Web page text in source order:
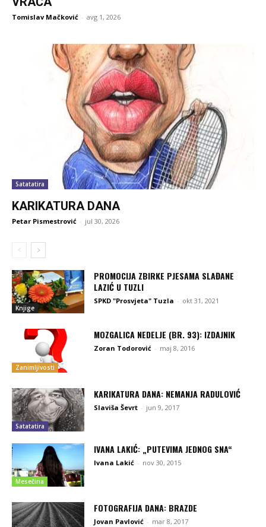
Tomislav Mačković - avg 1, 2026
Satatatira
KARIKATURA DANA
Petar Pismestrović - jul 30, 2026
Knjige
PROMOCIJA ZBIRKE PJESAMA SLAĐANE
LAZIĆ U TUZLI
SPKD "Prosvjeta" Tuzla - okt 31, 2021
Zanimljivosti
MOZGALICA NEDELJE (BR. 93): IZDAJNIK
Zoran Todorović - maj 8, 2016
Satatatira
KARIKATURA DANA: NEMANJA RADULOVIĆ
Slaviša Ševrt - jun 9, 2017
Mesečina
IVANA LAKIĆ: „PUTEVIMA JEDNOG SNA“
Ivana Lakić - nov 30, 2015
FOTOGRAFIJA DANA: BRAZDE
Jovan Pavlović - mar 8, 2017